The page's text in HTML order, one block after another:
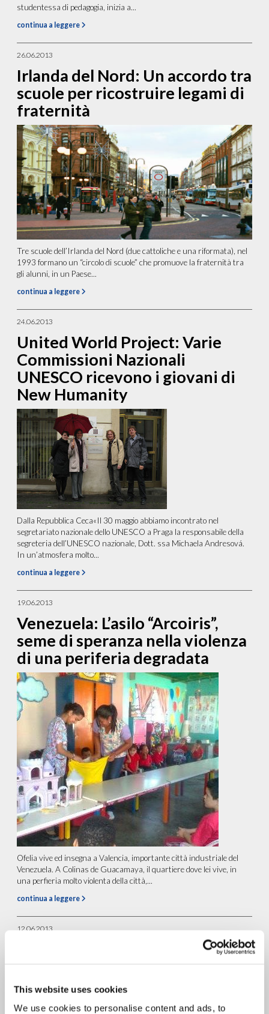
This website uses cookies
We use cookies to personalise content and ads, to
studentessa di pedagogia, inizia a...
continua a leggere
26.06.2013
Irlanda del Nord: Un accordo tra
scuole per ricostruire legami di
fraternità
Tre scuole dell’Irlanda del Nord (due cattoliche e una riformata), nel
1993 formano un “circolo di scuole” che promuove la fraternità tra
gli alunni, in un Paese...
continua a leggere
24.06.2013
United World Project: Varie
Commissioni Nazionali
UNESCO ricevono i giovani di
New Humanity
Dalla Repubblica Ceca«Il 30 maggio abbiamo incontrato nel
segretariato nazionale dello UNESCO a Praga la responsabile della
segreteria dell’UNESCO nazionale, Dott. ssa Michaela Andresová.
In un’atmosfera molto...
continua a leggere
19.06.2013
Venezuela: L’asilo “Arcoiris”,
seme di speranza nella violenza
di una periferia degradata
Ofelia vive ed insegna a Valencia, importante città industriale del
Venezuela. A Colinas de Guacamaya, il quartiere dove lei vive, in
una perfieria molto violenta della città,...
continua a leggere
12.06.2013
Ginevra: N.H. presenta al Cons.
dichiarazione sul Diritto alla
Solidarietà Internazionale